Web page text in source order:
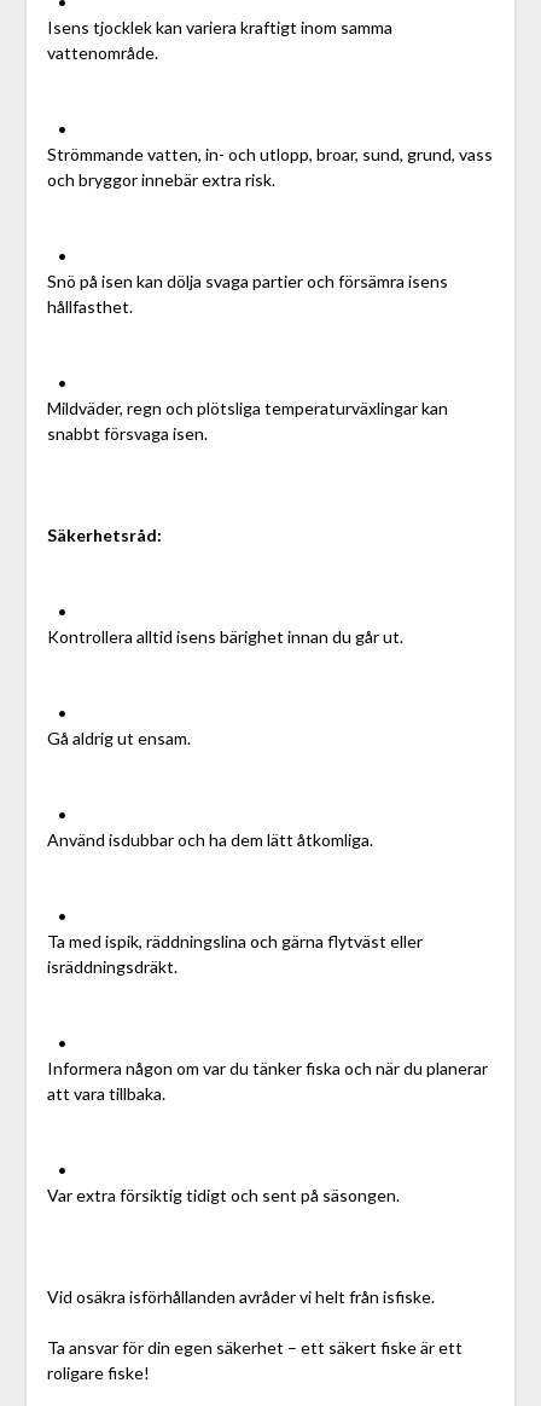
Isens tjocklek kan variera kraftigt inom samma
vattenområde.
•
Strömmande vatten, in- och utlopp, broar, sund, grund, vass
och bryggor innebär extra risk.
•
Snö på isen kan dölja svaga partier och försämra isens
hållfasthet.
•
Mildväder, regn och plötsliga temperaturväxlingar kan
snabbt försvaga isen.
Säkerhetsråd:
•
Kontrollera alltid isens bärighet innan du går ut.
•
Gå aldrig ut ensam.
•
Använd isdubbar och ha dem lätt åtkomliga.
•
Ta med ispik, räddningslina och gärna flytväst eller
isräddningsdräkt.
•
Informera någon om var du tänker fiska och när du planerar
att vara tillbaka.
•
Var extra försiktig tidigt och sent på säsongen.
Vid osäkra isförhållanden avråder vi helt från isfiske.
Ta ansvar för din egen säkerhet – ett säkert fiske är ett
roligare fiske!